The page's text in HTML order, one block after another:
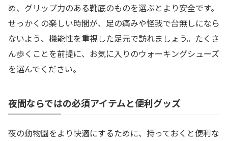
め、グリップ力のある靴底のものを選ぶとより安全です。
せっかくの楽しい時間が、足の痛みや怪我で台無しになら
ないよう、機能性を重視した足元で訪れましょう。たくさ
ん歩くことを前提に、お気に入りのウォーキングシューズ
を選んでください。
夜間ならではの必須アイテムと便利グッズ
夜の動物園をより快適にするために、持っておくと便利な